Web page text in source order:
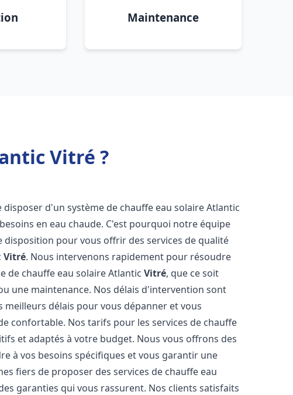
Maintenance
Vitré ?
disposer d'un système de chauffe eau solaire Atlantic
en eau chaude. C'est pourquoi notre équipe
pour vous offrir des services de qualité
Vitré. Nous intervenons rapidement pour résoudre
de chauffe eau solaire AtlanticVitré, que ce soit
une maintenance. Nos délais d'intervention sont
meilleurs délais pour vous dépanner et vous
confortable. Nos tarifs pour les services de chauffe
et adaptés à votre budget. Nous vous offrons des
à vos besoins spécifiques et vous garantir une
fiers de proposer des services de chauffe eau
garanties qui vous rassurent. Nos clients satisfaits